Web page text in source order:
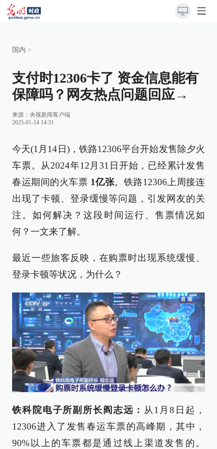
国内 >
支付时12306卡了 资金信息能有
保障吗？网友热点问题回应→
来源： 央视新闻客户端
2025-01-14 14:31
今天(1月14日)，铁路12306平台开始发售除夕火
车票。从2024年12月31日开始，已经累计发售
春运期间的火车票 1亿张。铁路12306上周接连
出现了卡顿、登录缓慢等问题，引发网友的关
注。如何解决？这段时间运行、售票情况如
何？一文来了解。
最近一些旅客反映，在购票时出现系统缓慢、
登录卡顿等状况，为什么？
铁科院电子所副所长阎志远： 从1月8日起，
12306进入了发售春运车票的高峰期，其中，
90%以上的车票都是通过线上渠道发售的。